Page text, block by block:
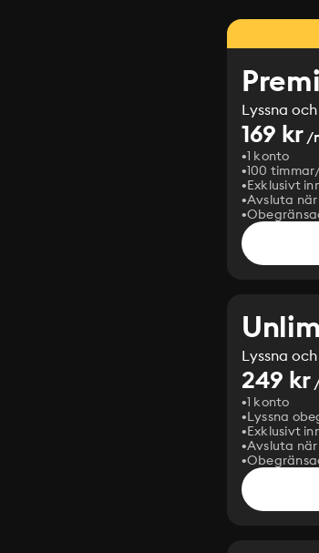
Lyssna
169 kr/
1 konto
100
Exklusivt
Avsluta
Lyssna
249 kr/
1 konto
Lyssna
Exklusivt
Avsluta